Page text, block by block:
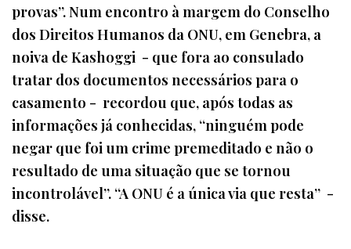
provas”. Num encontro à margem do Conselho
dos Direitos Humanos da ONU, em Genebra, a
noiva de Kashoggi - que fora ao consulado
tratar dos documentos necessários para o
casamento - recordou que, após todas as
informações já conhecidas, “ninguém pode
negar que foi um crime premeditado e não o
resultado de uma situação que se tornou
incontrolável”. “A ONU é a única via que resta” -
disse.